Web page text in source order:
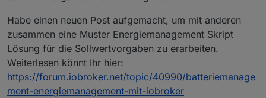
Habe einen neuen Post aufgemacht, um mit anderen
zusammen eine Muster Energiemanagement Skript
Lösung für die Sollwertvorgaben zu erarbeiten.
Weiterlesen könnt Ihr hier:
https://forum.iobroker.net/topic/40990/batteriemanage
ment-energiemanagement-mit-iobroker